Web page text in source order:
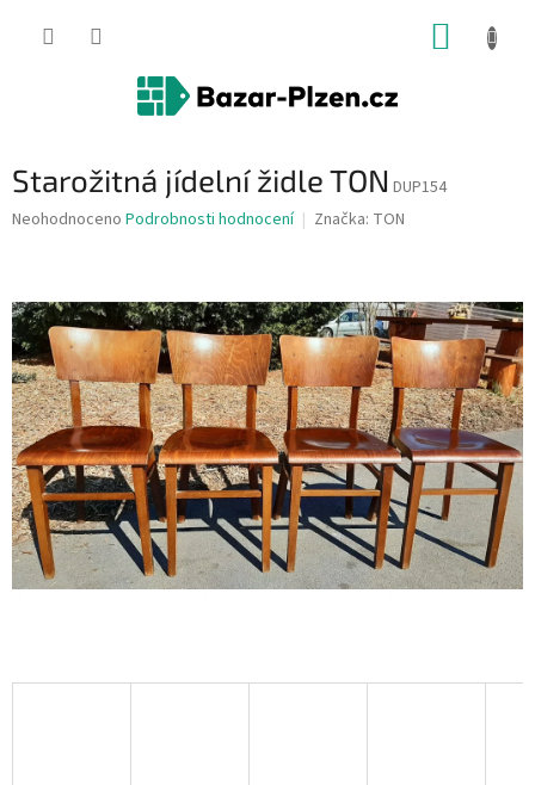
Starožitná jídelní židle TON DUP154
Průměrné
0,0
z
5
hvězdiček.
Neohodnoceno Podrobnosti hodnocení Značka: TON